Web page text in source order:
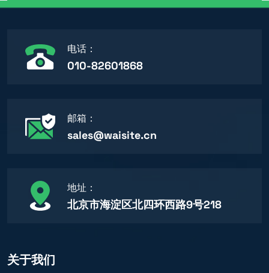
电话：
010-82601868
邮箱：
sales@waisite.cn
地址：
北京市海淀区北四环西路9号218
关于我们